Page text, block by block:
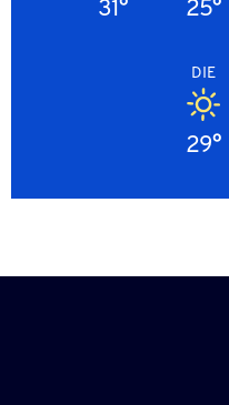
25°
31°
DIE
29°